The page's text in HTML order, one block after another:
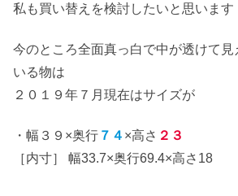
私も買い替えを検討したいと思います
今のところ全面真っ白で中が透けて見
いる物は
２０１９年７月現在はサイズが
・幅３９×奥行 ７４ ×高さ ２３
［内寸］ 幅33.7×奥行69.4×高さ18